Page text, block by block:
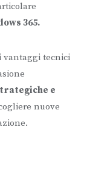
365.
vantaggi tecnici
e
nuove